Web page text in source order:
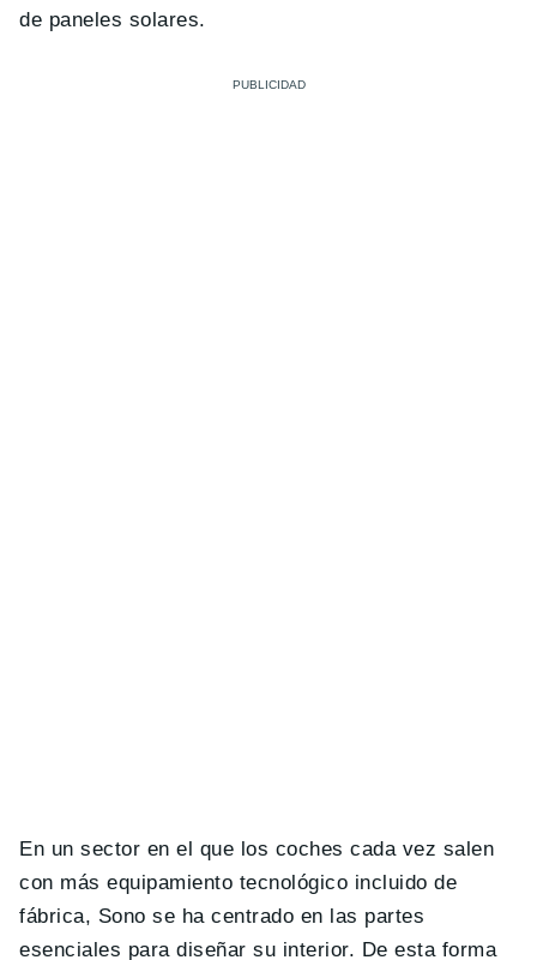
de paneles solares.
En un sector en el que los coches cada vez salen
con más equipamiento tecnológico incluido de
fábrica, Sono se ha centrado en las partes
esenciales para diseñar su interior. De esta forma